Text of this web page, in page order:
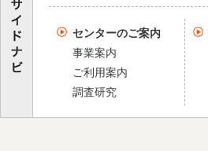
センターのご案内
事業案内
ご利用案内
調査研究